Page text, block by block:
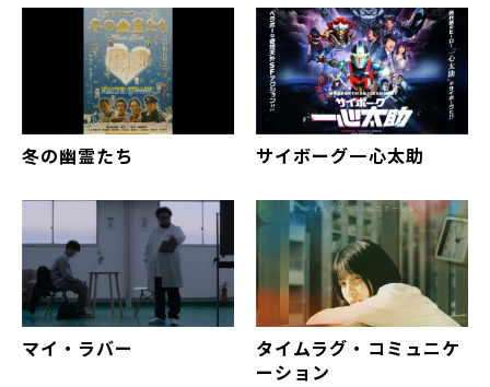
冬の幽霊たち サイボーグ一心太助
マイ・ラバー
タイムラグ・コミュニケ
ーション